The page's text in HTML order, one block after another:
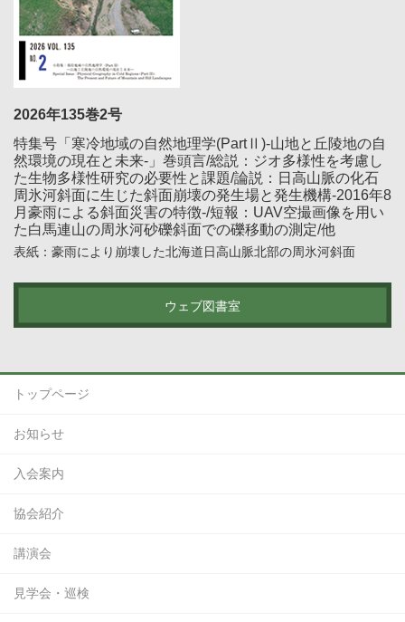
2026年135巻2号
特集号「寒冷地域の自然地理学(PartⅡ)-山地と丘陵地の自
然環境の現在と未来-」巻頭言/総説：ジオ多様性を考慮し
た生物多様性研究の必要性と課題/論説：日高山脈の化石
周氷河斜面に生じた斜面崩壊の発生場と発生機構-2016年8
月豪雨による斜面災害の特徴-/短報：UAV空撮画像を用い
た白馬連山の周氷河砂礫斜面での礫移動の測定/他
表紙：豪雨により崩壊した北海道日高山脈北部の周氷河斜面
ウェブ図書室
トップページ
お知らせ
入会案内
協会紹介
講演会
見学会・巡検